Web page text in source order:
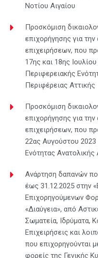
Νοτίου Αιγαίου
Προσκόμιση
επιχορήγησης για
επιχειρήσεων, που
17ης και 18ης
Περιφερειακής
Περιφέρειας Αττικής
Προσκόμιση
επιχορήγησης για
επιχειρήσεων, που
22ας Αυγούστου 2023
Ενότητας Ανατολικής
Ανάρτηση δαπανών
έως 31.12.2025 στην
Επιχορηγούμενων
«Διαύγεια», από
Σωματεία, Ιδρύματα,
Επιχειρήσεις και
που επιχορηγούνται
φορείς της Γενικής